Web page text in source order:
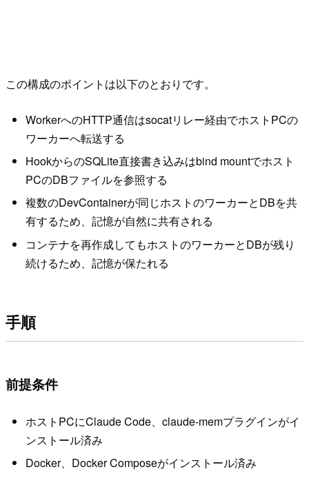
この構成のポイントは以下のとおりです。
WorkerへのHTTP通信はsocatリレー経由でホストPCの
ワーカーへ転送する
HookからのSQLite直接書き込みはbind mountでホスト
PCのDBファイルを参照する
複数のDevContainerが同じホストのワーカーとDBを共
有するため、記憶が自然に共有される
コンテナを再作成してもホストのワーカーとDBが残り
続けるため、記憶が保たれる
手順
前提条件
ホストPCにClaude Code、claude-memプラグインがイ
ンストール済み
Docker、Docker Composeがインストール済み